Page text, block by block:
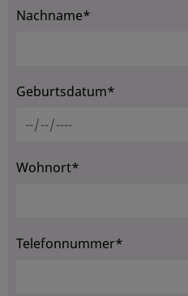
Nachname*
Geburtsdatum*
Wohnort*
Telefonnummer*